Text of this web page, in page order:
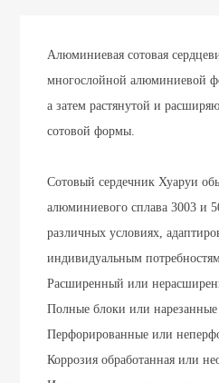
Алюминиевая сотовая
многослойной алюминиевой
а затем растянутой и
сотовой формы.
Сотовый сердечник Хуаруи
алюминиевого сплава 3003 и
различных условиях,
индивидуальным
Расширенный или
Полные блоки или нарезанные
Перфорированные или
Коррозия обработанная или